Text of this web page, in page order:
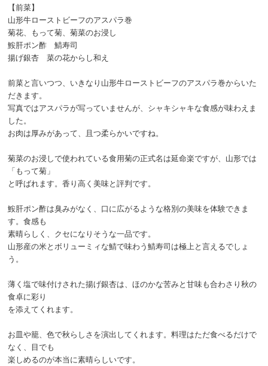
【前菜】
山形牛ローストビーフのアスパラ巻
菊花、もって菊、菊菜のお浸し
鮟肝ポン酢 鯖寿司
揚げ銀杏 菜の花からし和え
前菜と言いつつ、いきなり山形牛ローストビーフのアスパラ巻からいた
だきます。
写真ではアスパラが写っていませんが、シャキシャキな食感が味わえま
した。
お肉は厚みがあって、且つ柔らかいですね。
菊菜のお浸しで使われている食用菊の正式名は延命楽ですが、山形では
「もって菊」
と呼ばれます。香り高く美味と評判です。
鮟肝ポン酢は臭みがなく、口に広がるような格別の美味を体験できま
す。食感も
素晴らしく、クセになりそうな一品です。
山形産の米とボリューミィな鯖で味わう鯖寿司は極上と言えるでしょ
う。
薄く塩で味付けされた揚げ銀杏は、ほのかな苦みと甘味も合わさり秋の
食卓に彩り
を添えてくれます。
お皿や籠、色で秋らしさを演出してくれます。料理はただ食べるだけで
なく、目でも
楽しめるのが本当に素晴らしいです。